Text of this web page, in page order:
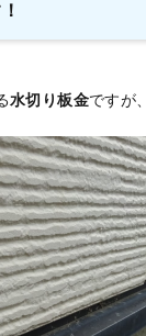
水切り板金ですが